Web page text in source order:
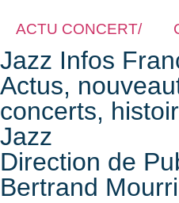
ACTU CONCERT/
Jazz Infos
Actus,
concerts,
Jazz
Direction de
Bertrand Mourri